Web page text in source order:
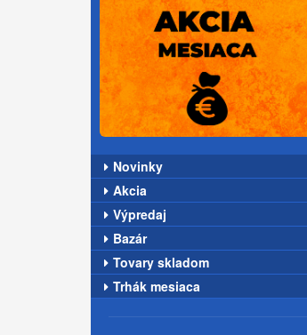
Novinky
Akcia
Výpredaj
Bazár
Tovary skladom
Trhák mesiaca